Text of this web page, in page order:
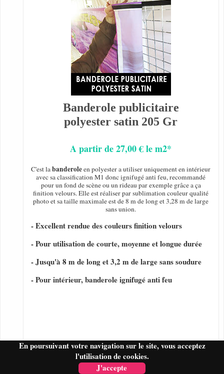
En poursuivant votre navigation sur le site, vous acceptez
l'utilisation de cookies.
J'accepte
Banderole publicitaire
polyester satin 205 Gr
A partir de 27,00 € le m2*
C'est labanderoleen polyester a utiliser uniquement en intérieur
avec sa classification M1 donc ignifugé anti feu, recommandé
pour un fond de scène ou un rideau par exemple grâce a ça
finition velours. Elle est réaliser par sublimation couleur qualité
photo et sa taille maximale est de 8 m de long et 3,28 m de large
sans union.
- Excellent rendue des couleurs finition velours
- Pour utilisation de courte, moyenne et longue durée
- Jusqu'à 8 m de long et 3,2 m de large sans soudure
- Pour intérieur, banderole ignifugé anti feu